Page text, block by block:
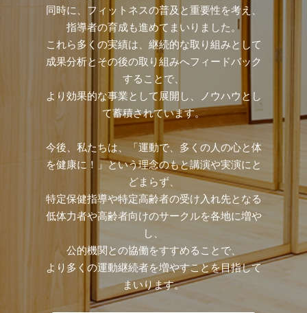
同時に、フィットネスの普及と重要性を考え、
指導者の育成も進めてまいりました。
これら多くの実績は、継続的な取り組みとして
成果分析とその後の取り組みへフィードバック
することで、
より効果的な事業として展開し、ノウハウとし
て蓄積されています。
今後、私たちは、「運動で、多くの人の心と体
を健康に！」という理念のもと講演や実演にと
どまらず、
特定保健指導や特定高齢者の受け入れ先となる
低体力者や高齢者向けのサークルを各地に増や
し、
公的機関との協働をすすめることで、
より多くの運動継続者を増やすことを目指して
まいります。